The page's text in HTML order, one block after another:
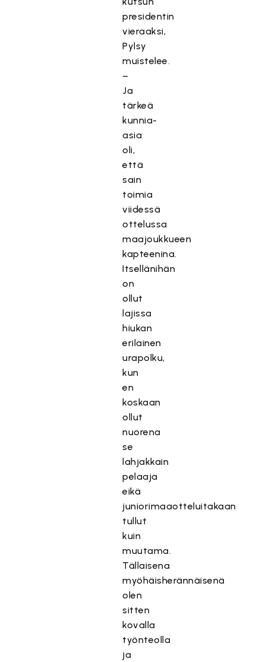
presidentin
vieraaksi,
Pylsy
muistelee.
–
Ja
tärkeä
kunnia-
asia
oli,
että
sain
toimia
viidessä
ottelussa
maajoukkueen
kapteenina.
Itsellänihän
on
ollut
lajissa
hiukan
erilainen
urapolku,
kun
en
koskaan
ollut
nuorena
se
lahjakkain
pelaaja
eikä
juniorimaaotteluitakaan
tullut
kuin
muutama.
Tällaisena
myöhäisherännäisenä
olen
sitten
kovalla
työnteolla
ja